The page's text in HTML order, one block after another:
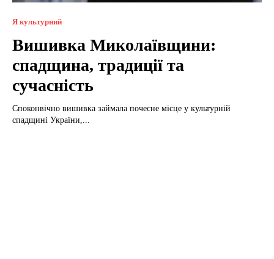
Я культурний
Вишивка Миколаївщини:
спадщина, традиції та
сучасність
Споконвічно вишивка займала почесне місце у культурній
спадщині України,...